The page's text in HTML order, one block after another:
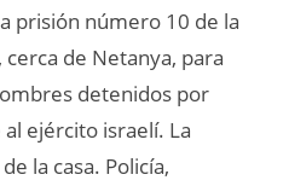
prisión número 10 de la
de Netanya, para
detenidos por
ejército israelí. La
la casa. Policía,